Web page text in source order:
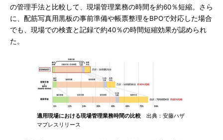
の管理手法と比較して、現場管理業務の時間を約60％短縮。さら
に、配筋写真用黒板の事前準備や帳票整理をBPOで対応した場合
でも、現場での検査と記録で約40％の時間短縮効果が認められ
た。
適用現場における現場管理業務時間の比較 出典：安藤ハザ
マプレスリリース